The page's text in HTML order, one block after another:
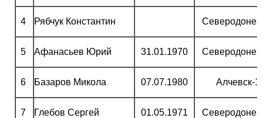
4 Рябчук Константин
5 Афанасьев Юрий 31.01.1970
6 Базаров Микола 07.07.1980 Алчевск-1
7 Глебов Сергей 01.05.1971